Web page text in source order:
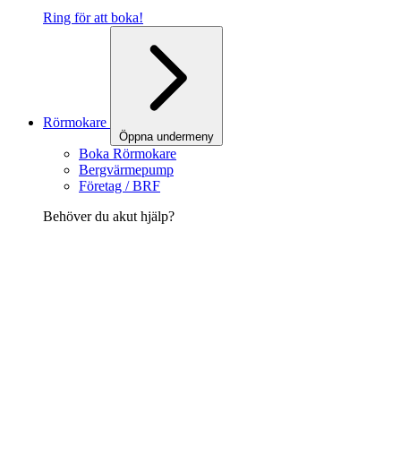
Ring för att boka!
Rörmokare
Öppna undermeny
Boka Rörmokare
Bergvärmepump
Företag / BRF
Behöver du akut hjälp?